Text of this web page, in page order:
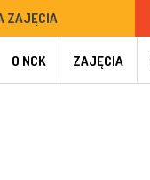
ZAJĘCIA
O NCK ZAJĘCIA